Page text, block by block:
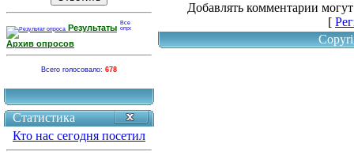
Результаты
Архив опросов
Всего голосовало: 678
Статистика
Кто нас сегодня посетил
Добавлять комментарии
[